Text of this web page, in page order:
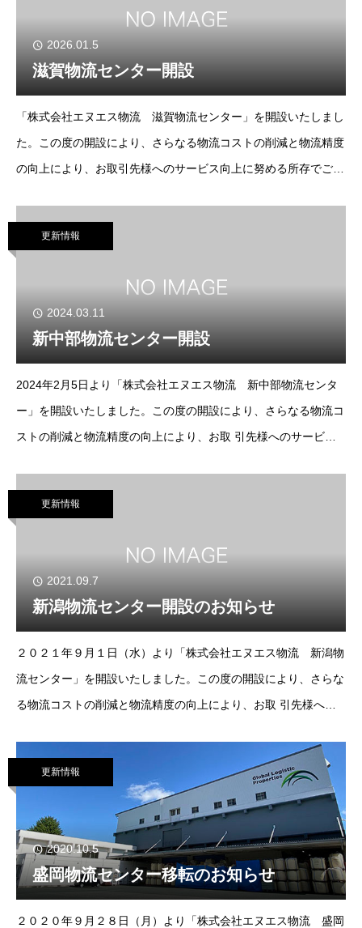
2026.01.5
滋賀物流センター開設
「株式会社エヌエス物流 滋賀物流センター」を開設いたしまし
た。この度の開設により、さらなる物流コストの削減と物流精度
の向上により、お取引先様へのサービス向上に努める所存でござ
願い申し上げます。
更新情報
2024.03.11
新中部物流センター開設
2024年2月5日より「株式会社エヌエス物流 新中部物流センタ
ー」を開設いたしました。この度の開設により、さらなる物流コ
ストの削減と物流精度の向上により、お取 引先様へのサービス
が、引き続きよろしくお願い申し上げま
更新情報
2021.09.7
新潟物流センター開設のお知らせ
２０２１年９月１日（水）より「株式会社エヌエス物流 新潟物
流センター」を開設いたしました。この度の開設により、さらな
る物流コストの削減と物流精度の向上により、お取 引先様への
なりますが、引き続きよろしくお願い申し上
更新情報
2020.10.5
盛岡物流センター移転のお知らせ
２０２０年９月２８日（月）より「株式会社エヌエス物流 盛岡